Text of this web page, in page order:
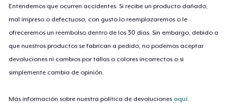
Entendemos que ocurren accidentes. Si recibe un producto dañado,
mal impreso o defectuoso, con gusto lo reemplazaremos o le
ofreceremos un reembolso dentro de los 30 días. Sin embargo, debido a
que nuestros productos se fabrican a pedido, no podemos aceptar
devoluciones ni cambios por tallas o colores incorrectos o si
simplemente cambia de opinión.
Más información sobre nuestra política de devoluciones aquí